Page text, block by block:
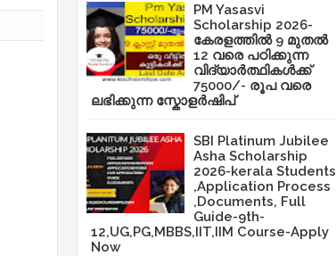
PM Yasasvi
Scholarship 2026-
കേരളത്തിൽ 9 മുതൽ
12 വരെ പഠിക്കുന്ന
വിദ്യാർത്ഥികൾക്ക്
75000/- രൂപ വരെ
ലഭിക്കുന്ന സ്കോളർഷിപ്
SBI Platinum Jubilee
Asha Scholarship
2026-kerala Students
,Application Process
,Documents, Full
Guide-9th-
12,UG,PG,MBBS,IIT,IIM Course-Apply
Now